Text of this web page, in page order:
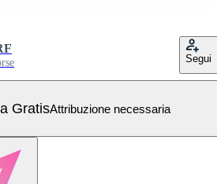
Segui
GratisAttribuzione necessaria